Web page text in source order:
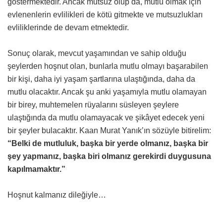
göstermektedir. Ancak mutsuz olup da, mutlu olmak için
evlenenlerin evlilikleri de kötü gitmekte ve mutsuzlukları
evliliklerinde de devam etmektedir.
Sonuç olarak, mevcut yaşamından ve sahip olduğu
şeylerden hoşnut olan, bunlarla mutlu olmayı başarabilen
bir kişi, daha iyi yaşam şartlarına ulaştığında, daha da
mutlu olacaktır. Ancak şu anki yaşamıyla mutlu olamayan
bir birey, muhtemelen rüyalarını süsleyen şeylere
ulaştığında da mutlu olamayacak ve şikâyet edecek yeni
bir şeyler bulacaktır. Kaan Murat Yanık’ın sözüyle bitirelim:
“Belki de mutluluk, başka bir yerde olmanız, başka bir
şey yapmanız, başka biri olmanız gerekirdi duygusuna
kapılmamaktır.”
Hoşnut kalmanız dileğiyle…